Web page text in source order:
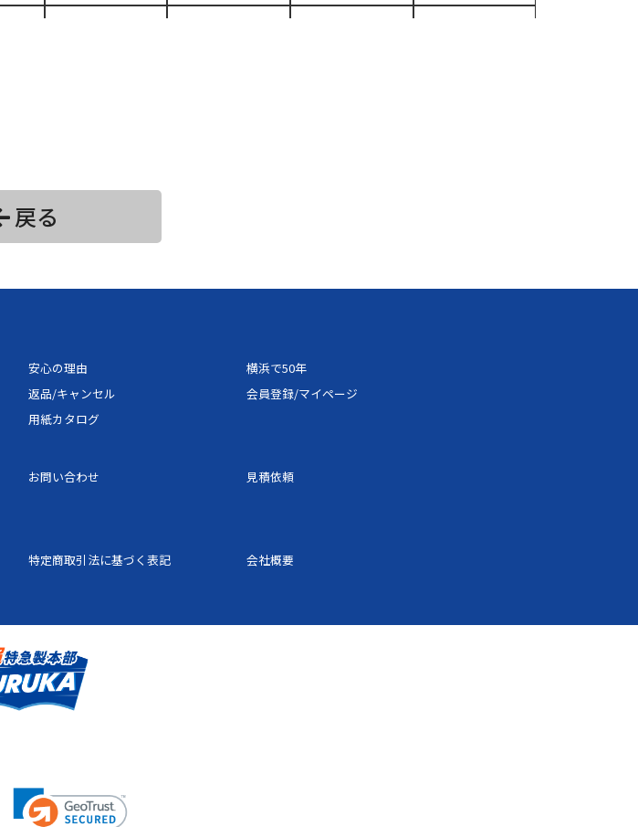
20,497円
20,719円 31,079円 37,294円
41,439円
22,264円 33,396円
22,486円
23,641円 35,461円 42,553円
47,282円
23,907円
24,173円
25,806円
戻る
安心の理由
横浜で50年
返品/キャンセル
会員登録/マイページ
用紙カタログ
お問い合わせ
見積依頼
特定商取引法に基づく表記
会社概要